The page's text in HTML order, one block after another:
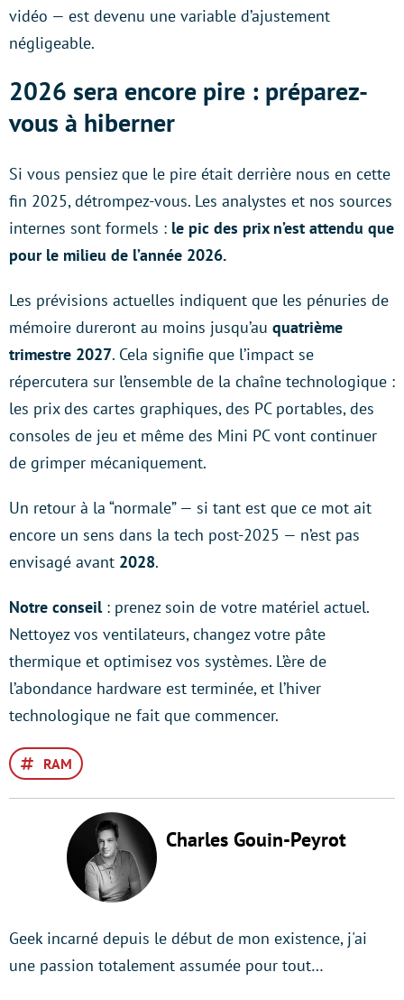
vidéo — est devenu une variable d’ajustement
négligeable.
2026 sera encore pire : préparez-
vous à hiberner
Si vous pensiez que le pire était derrière nous en cette
fin 2025, détrompez-vous. Les analystes et nos sources
internes sont formels : le pic des prix n’est attendu que
pour le milieu de l’année 2026.
Les prévisions actuelles indiquent que les pénuries de
mémoire dureront au moins jusqu’au quatrième
trimestre 2027. Cela signifie que l’impact se
répercutera sur l’ensemble de la chaîne technologique :
les prix des cartes graphiques, des PC portables, des
consoles de jeu et même des Mini PC vont continuer
de grimper mécaniquement.
Un retour à la “normale” — si tant est que ce mot ait
encore un sens dans la tech post-2025 — n’est pas
envisagé avant 2028.
Notre conseil : prenez soin de votre matériel actuel.
Nettoyez vos ventilateurs, changez votre pâte
thermique et optimisez vos systèmes. L’ère de
l’abondance hardware est terminée, et l’hiver
technologique ne fait que commencer.
RAM
Charles Gouin-Peyrot
Geek incarné depuis le début de mon existence, j'ai
une passion totalement assumée pour tout…